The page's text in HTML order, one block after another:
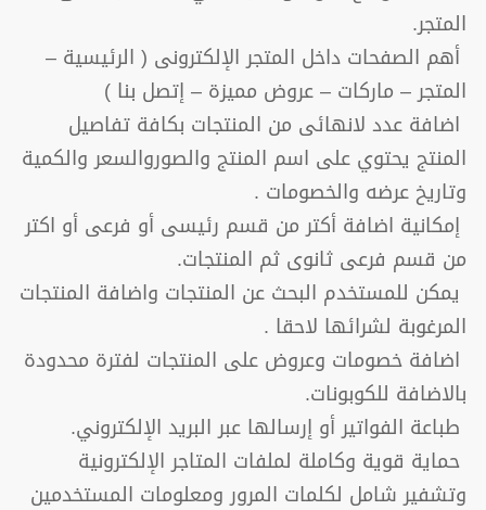
المتجر.
أهم الصفحات داخل المتجر الإلكترونى ( الرئيسية –
المتجر – ماركات – عروض مميزة – إتصل بنا )
اضافة عدد لانهائى من المنتجات بكافة تفاصيل
المنتج يحتوي على اسم المنتج والصوروالسعر والكمية
وتاريخ عرضه والخصومات .
إمكانية اضافة أكتر من قسم رئيسى أو فرعى أو اكتر
من قسم فرعى ثانوى ثم المنتجات.
يمكن للمستخدم البحث عن المنتجات واضافة المنتجات
المرغوبة لشرائها لاحقا .
اضافة خصومات وعروض على المنتجات لفترة محدودة
بالاضافة للكوبونات.
طباعة الفواتير أو إرسالها عبر البريد الإلكتروني.
حماية قوية وكاملة لملفات المتاجر الإلكترونية
وتشفير شامل لكلمات المرور ومعلومات المستخدمين